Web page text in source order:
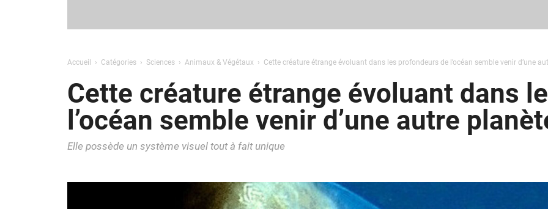
Accueil Catégories Sciences Animaux & Végétaux Cette créature étrange évoluant dans les profondeurs de l’océan semble venir d’une
Cette créature étrange évoluant dans
l’océan semble venir d’une autre
Elle possède un système visuel tout à fait unique